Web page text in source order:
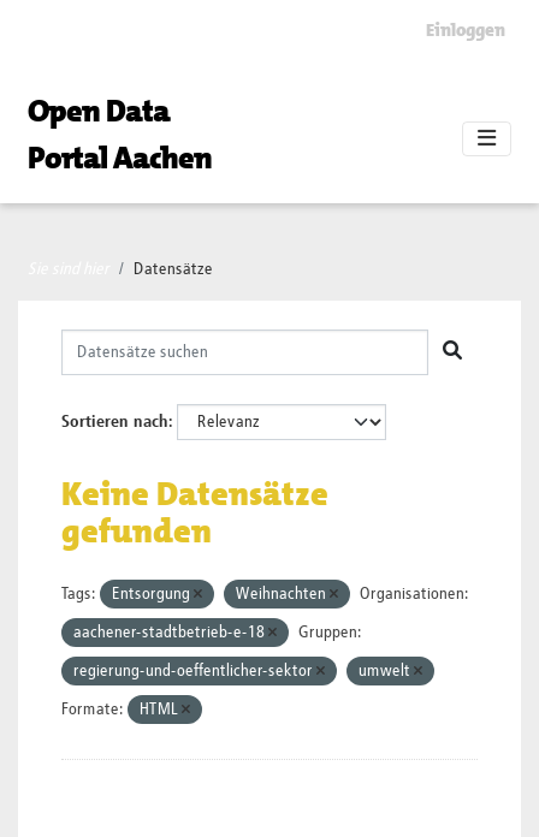
Einloggen
Open Data
Portal Aachen
Datensätze
Sortieren nach
Keine Datensätze
gefunden
Tags: Entsorgung Weihnachten Organisationen:
aachener-stadtbetrieb-e-18 Gruppen:
regierung-und-oeffentlicher-sektor umwelt
Formate: HTML